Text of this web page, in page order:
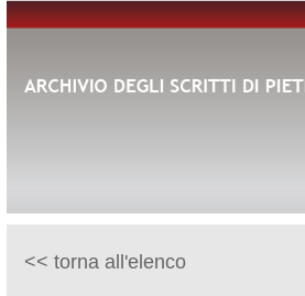
<< torna all'elenco